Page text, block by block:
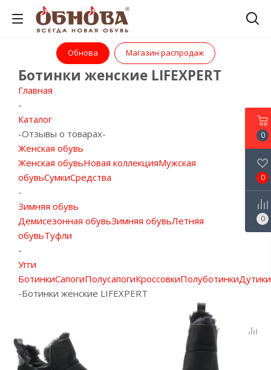
Обнова Магазин распродаж
Ботинки женские LIFEXPERT
Главная
-
Каталог
-Отзывы о товарах-
Женская обувь
Женская обувьНовая коллекцияМужская
обувьСумкиСредства
-
Зимняя обувь
Демисезонная обувьЗимняя обувьЛетняя
обувьТуфли
-
Угги
БотинкиСапогиПолусапогиКроссовкиПолуботинкиДутики
-Ботинки женские LIFEXPERT
0
0
0